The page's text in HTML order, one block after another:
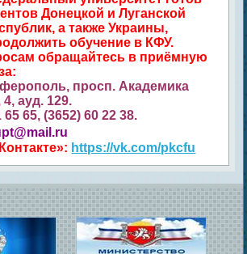
Донецкой и Луганской
а также Украины,
обучение в КФУ.
обращайтесь в приёмную
просп. Академика
ауд. 129.
65 65, (3652) 60 22 38.
https://vk.com/pkcfu